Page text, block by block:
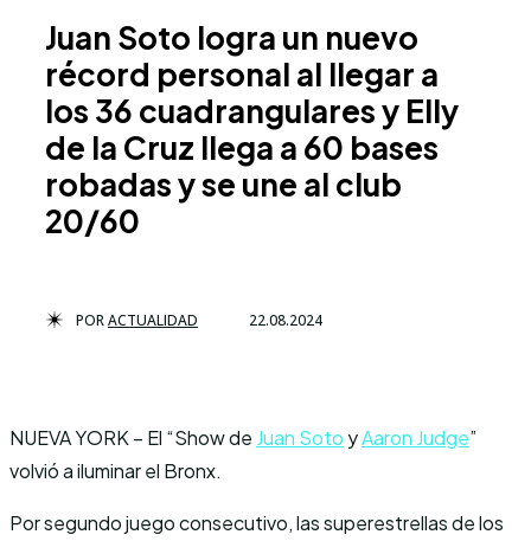
Juan Soto logra un nuevo
récord personal al llegar a
los 36 cuadrangulares y Elly
de la Cruz llega a 60 bases
robadas y se une al club
20/60
PORACTUALIDAD 22.08.2024
NUEVA YORK – El “Show de Juan Soto yAaron Judge”
volvió a iluminar el Bronx.
Por segundo juego consecutivo, las superestrellas de los